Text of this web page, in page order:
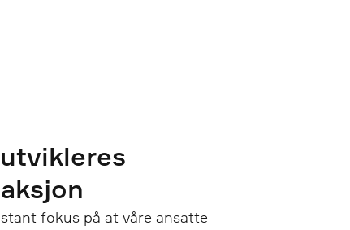
fokus på at våre ansatte